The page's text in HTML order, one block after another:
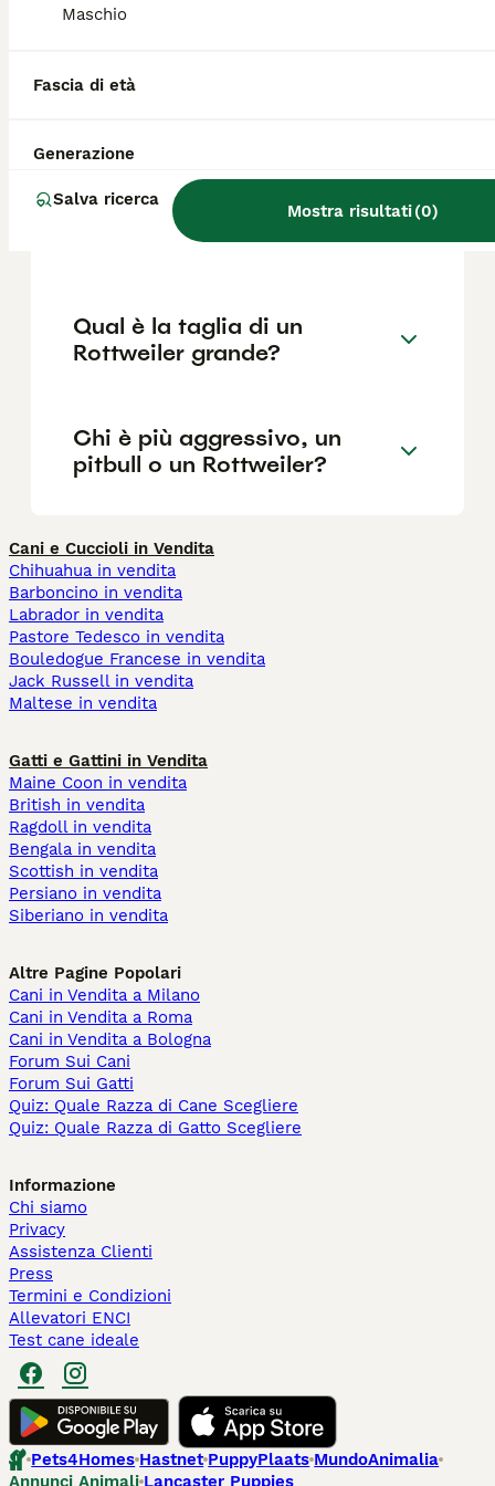
Maschio
Fascia di età
Generazione
Salva ricerca
Mostra risultati(0)
la posizione.
Quanto è impegnativo un
Rottweiler?
Qual è la taglia di un
Rottweiler grande?
Chi è più aggressivo, un
pitbull o un Rottweiler?
Cani e Cuccioli in Vendita
Chihuahua in vendita
Barboncino in vendita
Labrador in vendita
Pastore Tedesco in vendita
Bouledogue Francese in vendita
Jack Russell in vendita
Maltese in vendita
Gatti e Gattini in Vendita
Maine Coon in vendita
British in vendita
Ragdoll in vendita
Bengala in vendita
Scottish in vendita
Persiano in vendita
Siberiano in vendita
Altre Pagine Popolari
Cani in Vendita a Milano
Cani in Vendita a Roma
Cani in Vendita a Bologna
Forum Sui Cani
Forum Sui Gatti
Quiz: Quale Razza di Cane Scegliere
Quiz: Quale Razza di Gatto Scegliere
Informazione
Chi siamo
Privacy
Assistenza Clienti
Press
Termini e Condizioni
Allevatori ENCI
Test cane ideale
Pets4Homes Hastnet PuppyPlaats MundoAnimalia